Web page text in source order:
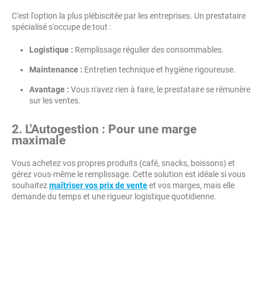
C'est l'option la plus plébiscitée par les entreprises. Un prestataire
spécialisé s'occupe de tout :
Logistique : Remplissage régulier des consommables.
Maintenance : Entretien technique et hygiène rigoureuse.
Avantage : Vous n'avez rien à faire, le prestataire se rémunère
sur les ventes.
2. L'Autogestion : Pour une marge
maximale
Vous achetez vos propres produits (café, snacks, boissons) et
gérez vous-même le remplissage. Cette solution est idéale si vous
souhaitezmaîtriser vos prix de venteet vos marges, mais elle
demande du temps et une rigueur logistique quotidienne.